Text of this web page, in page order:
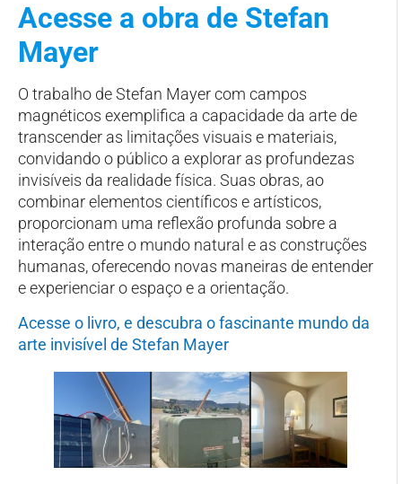
Acesse a obra de Stefan
Mayer
O trabalho de Stefan Mayer com campos
magnéticos exemplifica a capacidade da arte de
transcender as limitações visuais e materiais,
convidando o público a explorar as profundezas
invisíveis da realidade física. Suas obras, ao
combinar elementos científicos e artísticos,
proporcionam uma reflexão profunda sobre a
interação entre o mundo natural e as construções
humanas, oferecendo novas maneiras de entender
e experienciar o espaço e a orientação.
Acesse o livro, e descubra o fascinante mundo da
arte invisível de Stefan Mayer